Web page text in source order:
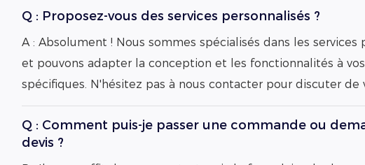
Q : Proposez-vous des services personnalisés ?
A : Absolument ! Nous sommes spécialisés dans les services
et pouvons adapter la conception et les fonctionnalités à
spécifiques. N'hésitez pas à nous contacter pour discuter de
Q : Comment puis-je passer une commande ou
devis ?